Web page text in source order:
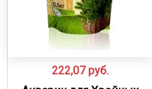
222,07 руб.